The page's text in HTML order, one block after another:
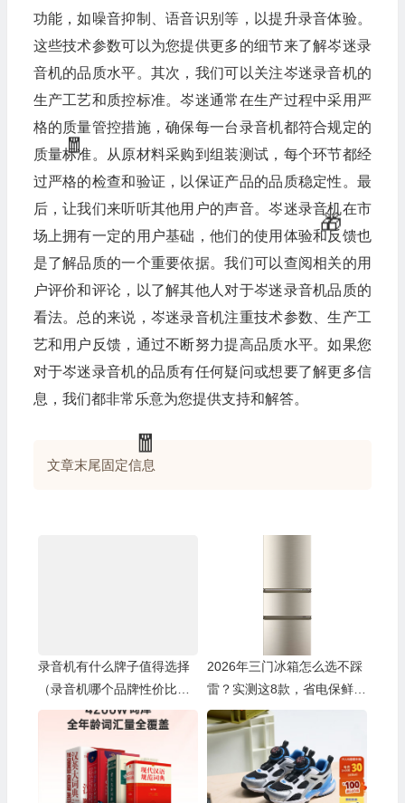
功能，如噪音抑制、语音识别等，以提升录音体验。
这些技术参数可以为您提供更多的细节来了解岑迷录
音机的品质水平。其次，我们可以关注岑迷录音机的
生产工艺和质控标准。岑迷通常在生产过程中采用严
格的质量管控措施，确保每一台录音机都符合规定的
质量标准。从原材料采购到组装测试，每个环节都经
过严格的检查和验证，以保证产品的品质稳定性。最
后，让我们来听听其他用户的声音。岑迷录音机在市
场上拥有一定的用户基础，他们的使用体验和反馈也
是了解品质的一个重要依据。我们可以查阅相关的用
户评价和评论，以了解其他人对于岑迷录音机品质的
看法。总的来说，岑迷录音机注重技术参数、生产工
艺和用户反馈，通过不断努力提高品质水平。如果您
对于岑迷录音机的品质有任何疑问或想要了解更多信
息，我们都非常乐意为您提供支持和解答。
文章末尾固定信息
录音机有什么牌子值得选择
（录音机哪个品牌性价比
高）
2026年三门冰箱怎么选不踩
雷？实测这8款，省电保鲜还
实惠！